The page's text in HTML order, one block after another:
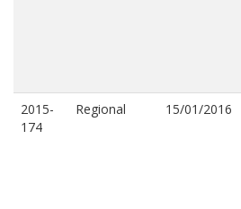
2015-
174
Regional 15/01/2016